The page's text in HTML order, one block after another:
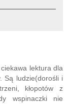
lektura dla
Są ludzie(dorośli i
kłopotów z
wspinaczki nie